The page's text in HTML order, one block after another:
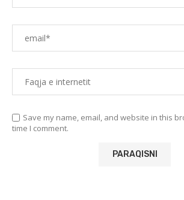
Save my name, email, and website in this
time I comment.